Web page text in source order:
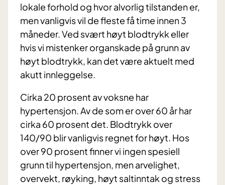
lokale forhold og hvor alvorlig tilstanden er,
men vanligvis vil de fleste få time innen 3
måneder. Ved svært høyt blodtrykk eller
hvis vi mistenker organskade på grunn av
høyt blodtrykk, kan det være aktuelt med
akutt innleggelse.
Cirka 20 prosent av voksne har
hypertensjon. Av de som er over 60 år har
cirka 60 prosent det. Blodtrykk over
140/90 blir vanligvis regnet for høyt. Hos
over 90 prosent finner vi ingen spesiell
grunn til hypertensjon, men arvelighet,
overvekt, røyking, høyt saltinntak og stress